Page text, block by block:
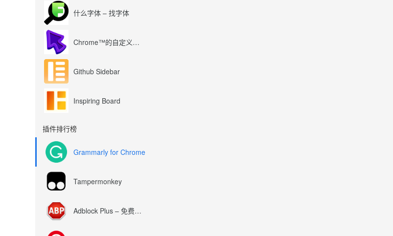
什么字体 – 找字体
Chrome™的自定义光标
Github Sidebar
Inspiring Board
插件排行榜
Grammarly for Chrome
Tampermonkey
Adblock Plus – 免费的广告拦截器